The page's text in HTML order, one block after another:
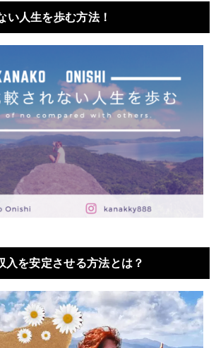
い人生を歩む方法！
入を安定させる方法とは？